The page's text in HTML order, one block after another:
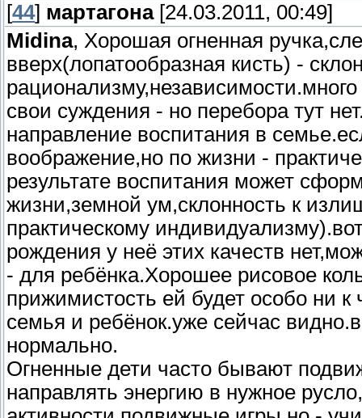
[44] мартагона[24.03.2011, 00:49]
Midina, Хорошая огненная
вверх(лопатообразная кисть) -
свои суждения - но перебора тут
направление воспитания в
воображение,но по жизни -
результате воспитания может
жизни,земной ум,склонность к
практическому
рождения у неё этих качеств
- для ребёнка.Хорошее рисовое
прижимистость ей будет особо ни
семья и ребёнок.уже сейчас
нормально.
Огненные дети часто бывают
направлять энергию в нужное